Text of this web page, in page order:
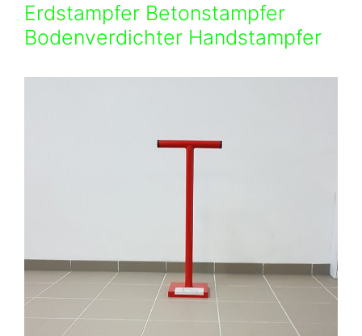
Erdstampfer Betonstampfer
Bodenverdichter Handstampfer